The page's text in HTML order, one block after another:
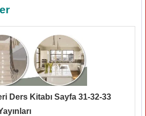
Ders Kitabı Sayfa 31-32-33